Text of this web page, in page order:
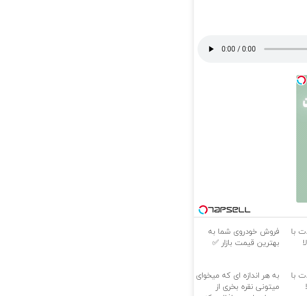
با
فروش خودروی شما به
بهترین قیمت بازار ✅
با
به هر اندازه ای که میخوای
میتونی نقره بخری از